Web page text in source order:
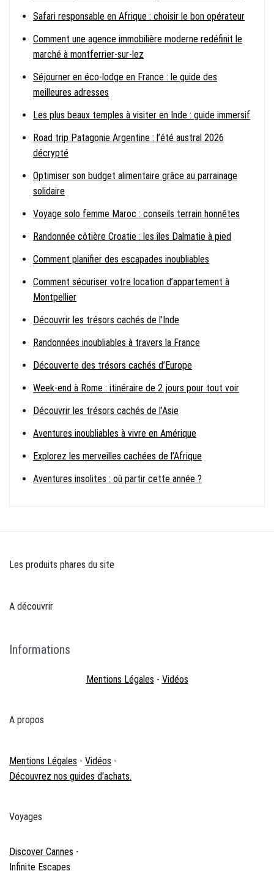
Safari responsable en Afrique : choisir le bon opérateur
Comment une agence immobilière moderne redéfinit le
marché à montferrier-sur-lez
Séjourner en éco-lodge en France : le guide des
meilleures adresses
Les plus beaux temples à visiter en Inde : guide immersif
Road trip Patagonie Argentine : l’été austral 2026
décrypté
Optimiser son budget alimentaire grâce au parrainage
solidaire
Voyage solo femme Maroc : conseils terrain honnêtes
Randonnée côtière Croatie : les îles Dalmatie à pied
Comment planifier des escapades inoubliables
Comment sécuriser votre location d’appartement à
Montpellier
Découvrir les trésors cachés de l’Inde
Randonnées inoubliables à travers la France
Découverte des trésors cachés d’Europe
Week-end à Rome : itinéraire de 2 jours pour tout voir
Découvrir les trésors cachés de l’Asie
Aventures inoubliables à vivre en Amérique
Explorez les merveilles cachées de l’Afrique
Aventures insolites : où partir cette année ?
Les produits phares du site
A découvrir
Informations
Mentions Légales - Vidéos
A propos
Mentions Légales - Vidéos -
Découvrez nos guides d'achats.
Voyages
Discover Cannes -
Infinite Escapes